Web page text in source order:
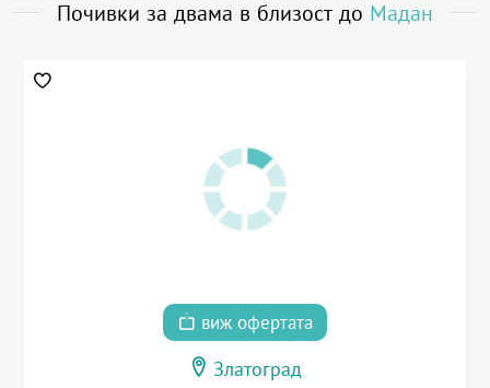
Почивки за двама в близост до Мадан
виж офертата
Златоград